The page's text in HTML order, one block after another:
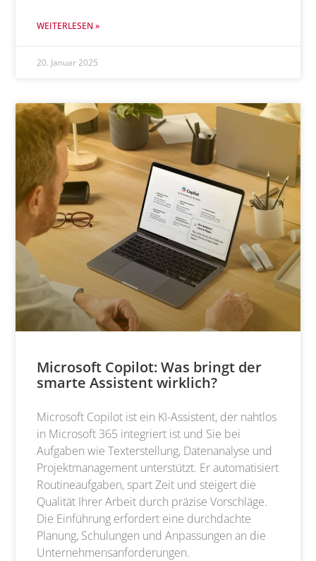
WEITERLESEN »
20. Januar 2025
Microsoft Copilot: Was bringt der
smarte Assistent wirklich?
Microsoft Copilot ist ein KI-Assistent, der nahtlos
in Microsoft 365 integriert ist und Sie bei
Aufgaben wie Texterstellung, Datenanalyse und
Projektmanagement unterstützt. Er automatisiert
Routineaufgaben, spart Zeit und steigert die
Qualität Ihrer Arbeit durch präzise Vorschläge.
Die Einführung erfordert eine durchdachte
Planung, Schulungen und Anpassungen an die
Unternehmensanforderungen.